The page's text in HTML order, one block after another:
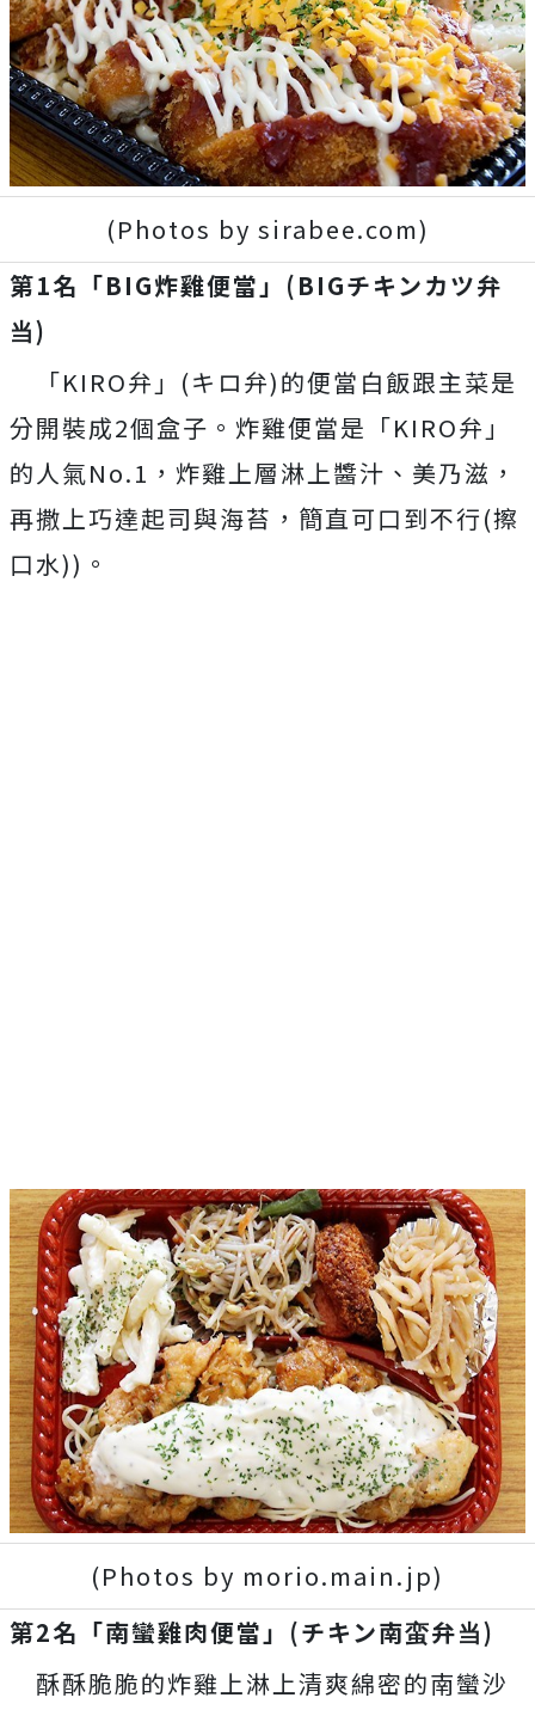
(Photos by sirabee.com)
第1名「BIG炸雞便當」(BIGチキンカツ弁
当)
「KIRO弁」(キロ弁)的便當白飯跟主菜是
分開裝成2個盒子。炸雞便當是「KIRO弁」
的人氣No.1，炸雞上層淋上醬汁、美乃滋，
再撒上巧達起司與海苔，簡直可口到不行(擦
口水))。
(Photos by morio.main.jp)
第2名「南蠻雞肉便當」(チキン南蛮弁当)
酥酥脆脆的炸雞上淋上清爽綿密的南蠻沙